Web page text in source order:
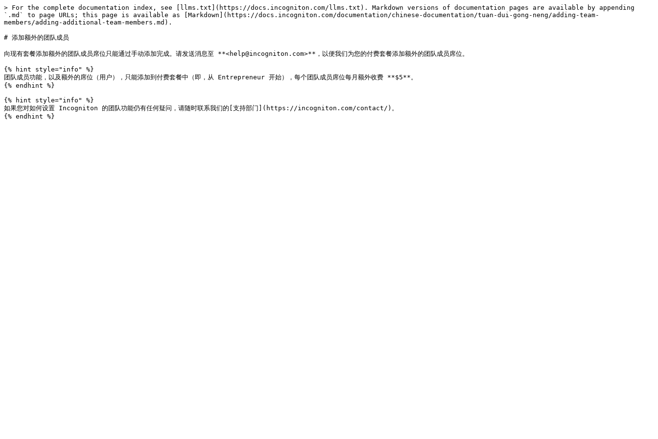
> For the complete documentation index, see [llms.txt](https://docs.incogniton.com/llms.txt). Markdown versions of documentation pages are available by appending
`.md` to page URLs; this page is available as [Markdown](https://docs.incogniton.com/documentation/chinese-documentation/tuan-dui-gong-neng/adding-team-
members/adding-additional-team-members.md).
# 添加额外的团队成员
向现有套餐添加额外的团队成员席位只能通过手动添加完成。请发送消息至 **<help@incogniton.com>**，以便我们为您的付费套餐添加额外的团队成员席位。
{% hint style="info" %}
团队成员功能，以及额外的席位（用户），只能添加到付费套餐中（即，从 Entrepreneur 开始），每个团队成员席位每月额外收费 **$5**。
{% endhint %}
{% hint style="info" %}
如果您对如何设置 Incogniton 的团队功能仍有任何疑问，请随时联系我们的[支持部门](https://incogniton.com/contact/)。